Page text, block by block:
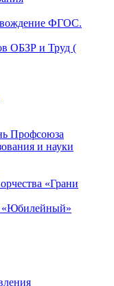
ФГОС.
ОБЗР и Труд (
Профсоюза
и науки
«Грани
«Юбилейный»